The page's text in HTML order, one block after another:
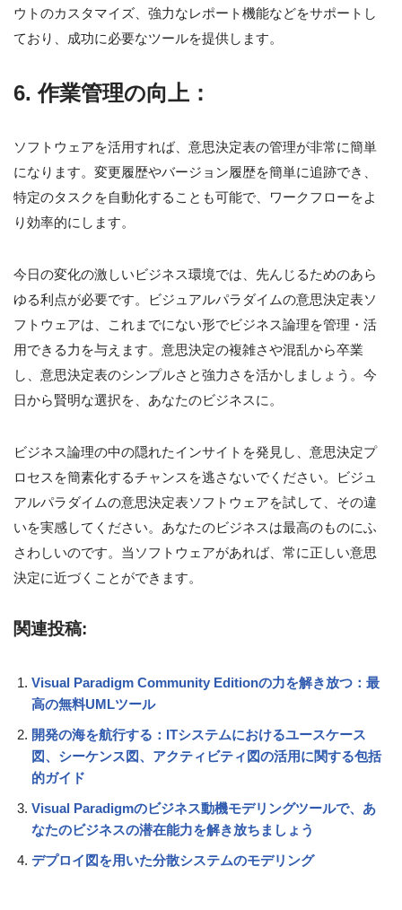
ウトのカスタマイズ、強力なレポート機能などをサポートし
ており、成功に必要なツールを提供します。
6. 作業管理の向上：
ソフトウェアを活用すれば、意思決定表の管理が非常に簡単
になります。変更履歴やバージョン履歴を簡単に追跡でき、
特定のタスクを自動化することも可能で、ワークフローをよ
り効率的にします。
今日の変化の激しいビジネス環境では、先んじるためのあら
ゆる利点が必要です。ビジュアルパラダイムの意思決定表ソ
フトウェアは、これまでにない形でビジネス論理を管理・活
用できる力を与えます。意思決定の複雑さや混乱から卒業
し、意思決定表のシンプルさと強力さを活かしましょう。今
日から賢明な選択を、あなたのビジネスに。
ビジネス論理の中の隠れたインサイトを発見し、意思決定プ
ロセスを簡素化するチャンスを逃さないでください。ビジュ
アルパラダイムの意思決定表ソフトウェアを試して、その違
いを実感してください。あなたのビジネスは最高のものにふ
さわしいのです。当ソフトウェアがあれば、常に正しい意思
決定に近づくことができます。
関連投稿:
Visual Paradigm Community Editionの力を解き放つ：最
高の無料UMLツール
開発の海を航行する：ITシステムにおけるユースケース
図、シーケンス図、アクティビティ図の活用に関する包括
的ガイド
Visual Paradigmのビジネス動機モデリングツールで、あ
なたのビジネスの潜在能力を解き放ちましょう
デプロイ図を用いた分散システムのモデリング